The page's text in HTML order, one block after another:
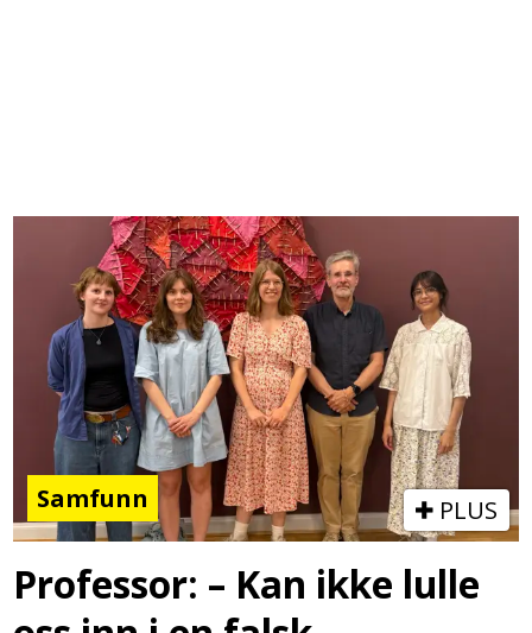
Samfunn PLUS
Professor: – Kan ikke lulle